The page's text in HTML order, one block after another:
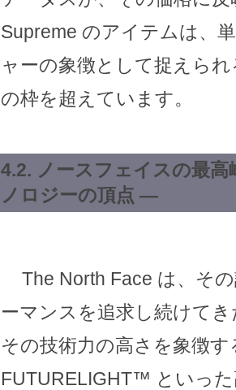
Supreme のアイテムは、
ャーの象徴として捉えら
の枠を超えています。
4.2. ノースフェイスの最
ノロジーの頂点 —
The North Face は、そ
ーマンスを追求し続けて
その技術力の高さを象徴
FUTURELIGHT™ といっ